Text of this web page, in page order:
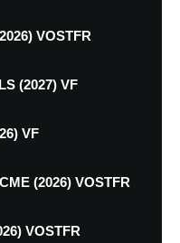
VOSTFR
(2027) VF
VF
(2026) VOSTFR
VOSTFR